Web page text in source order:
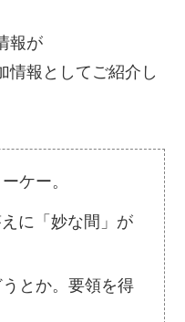
報が
情報としてご紹介し
ケー。
に「妙な間」が
とか。要領を得